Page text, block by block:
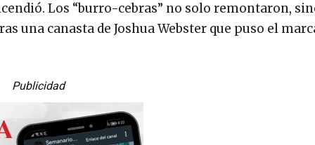
Los “burro-cebras” no solo remontaron,
una canasta de Joshua Webster que puso el
Publicidad